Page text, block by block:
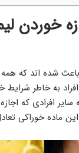
خوردن
شده اند که همه
به خاطر
سایر افرادی که
ماده خوراکی